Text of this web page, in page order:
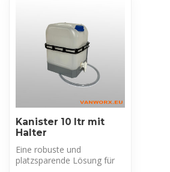
Kanister 10 ltr mit
Halter
Eine robuste und
platzsparende Lösung für